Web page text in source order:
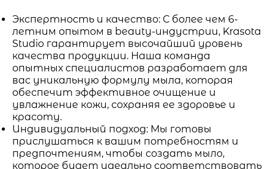
Экспертность и качество: С более чем 6-
летним опытом в beauty-индустрии, Krasota
Studio гарантирует высочайший уровень
качества продукции. Наша команда
опытных специалистов разработает для
вас уникальную формулу мыла, которая
обеспечит эффективное очищение и
увлажнение кожи, сохраняя ее здоровье и
красоту.
Индивидуальный подход: Мы готовы
прислушаться к вашим потребностям и
предпочтениям, чтобы создать мыло,
которое будет идеально соответствовать